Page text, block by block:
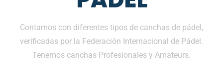
Contamos con diferentes tipos de canchas de pádel,
verificadas por la Federación Internacional de Pádel.
Tenemos canchas Profesionales y Amateurs.